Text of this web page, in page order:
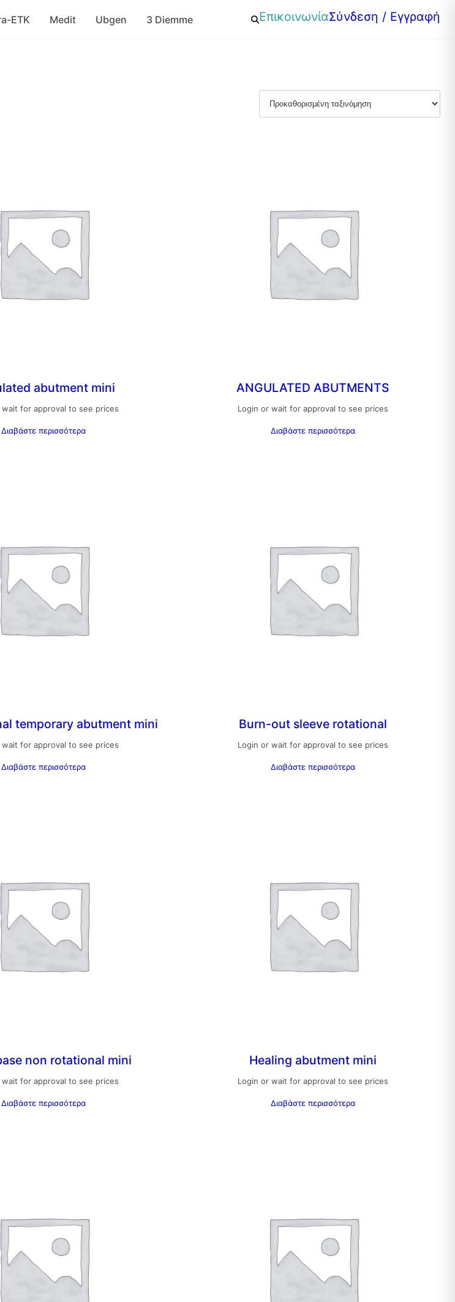
ETK Medit Ubgen 3 Diemme ΕπικοινωνίαΣύνδεση / Εγγραφή
abutment mini
wait for approval to see prices
Διαβάστε περισσότερα
ANGULATED ABUTMENTS
Login or wait for approval to see prices
Διαβάστε περισσότερα
temporary abutment mini
wait for approval to see prices
Διαβάστε περισσότερα
Burn-out sleeve rotational
Login or wait for approval to see prices
Διαβάστε περισσότερα
non rotational mini
wait for approval to see prices
Διαβάστε περισσότερα
Healing abutment mini
Login or wait for approval to see prices
Διαβάστε περισσότερα